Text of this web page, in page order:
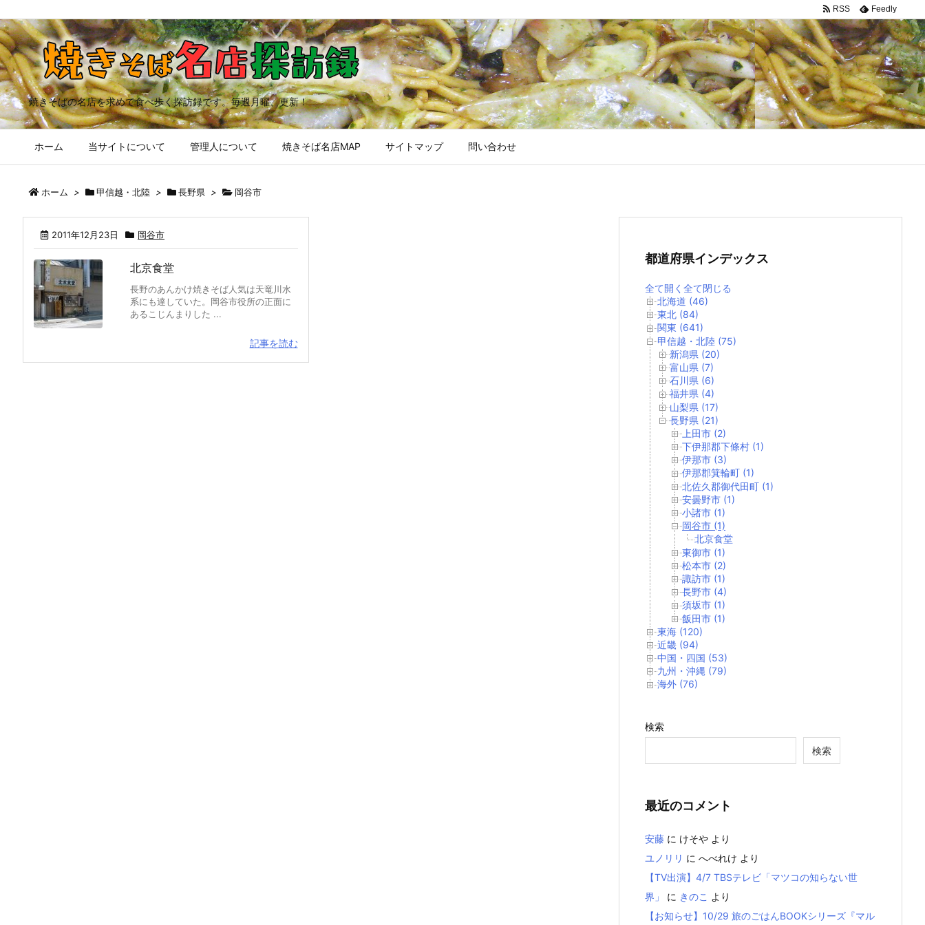
焼きそばの名店を求めて食べ歩く探訪録です。毎週月曜、更新！
ホーム 当サイトについて 管理人について 焼きそば名店MAP サイトマップ 問い合わせ
RSS Feedly
ホーム > 甲信越・北陸 > 長野県 > 岡谷市
2011年12月23日 岡谷市
北京食堂
長野のあんかけ焼きそば人気は天竜川水
系にも達していた。岡谷市役所の正面に
あるこじんまりした ...
記事を読む
都道府県インデックス
全て開く 全て閉じる
北海道 (46)
東北 (84)
関東 (641)
甲信越・北陸 (75)
新潟県 (20)
富山県 (7)
石川県 (6)
福井県 (4)
山梨県 (17)
長野県 (21)
上田市 (2)
下伊那郡下條村 (1)
伊那市 (3)
伊那郡箕輪町 (1)
北佐久郡御代田町 (1)
安曇野市 (1)
小諸市 (1)
岡谷市 (1)
北京食堂
東御市 (1)
松本市 (2)
諏訪市 (1)
長野市 (4)
須坂市 (1)
飯田市 (1)
東海 (120)
近畿 (94)
中国・四国 (53)
九州・沖縄 (79)
海外 (76)
検索
検索
最近のコメント
安藤 に けそや より
ユノリリ に へべれけ より
【TV出演】4/7 TBSテレビ「マツコの知らない世
界」
に きのこ より
【お知らせ】10/29 旅のごはんBOOKシリーズ『マル